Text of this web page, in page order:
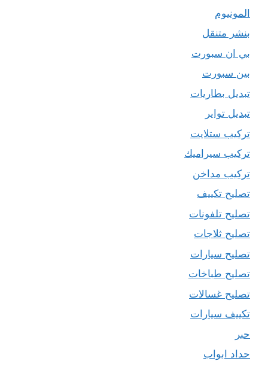
المونيوم
بنشر متنقل
بي ان سبورت
بين سبورت
تبديل بطاريات
تبديل تواير
تركيب ستلايت
تركيب سيراميك
تركيب مداخن
تصليح تكييف
تصليح تلفونات
تصليح ثلاجات
تصليح سيارات
تصليح طباخات
تصليح غسالات
تكييف سيارات
حبر
حداد ابواب